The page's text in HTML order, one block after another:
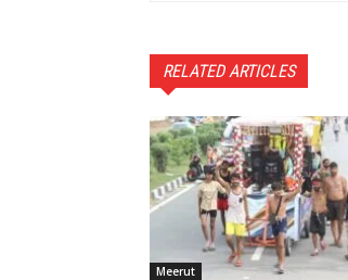
RELATED ARTICLES
Meerut